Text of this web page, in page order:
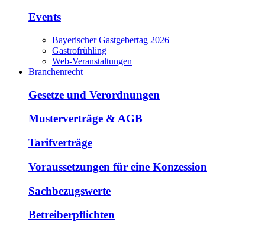
Events
Bayerischer Gastgebertag 2026
Gastrofrühling
Web-Veranstaltungen
Branchenrecht
Gesetze und Verordnungen
Musterverträge & AGB
Tarifverträge
Voraussetzungen für eine Konzession
Sachbezugswerte
Betreiberpflichten